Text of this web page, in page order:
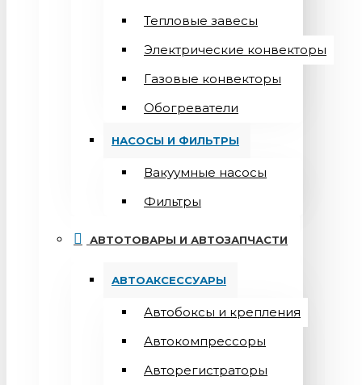
Тепловые завесы
Электрические конвекторы
Газовые конвекторы
Обогреватели
НАСОСЫ И ФИЛЬТРЫ
Вакуумные насосы
Фильтры
АВТОТОВАРЫ И АВТОЗАПЧАСТИ
АВТОАКСЕССУАРЫ
Автобоксы и крепления
Автокомпрессоры
Авторегистраторы